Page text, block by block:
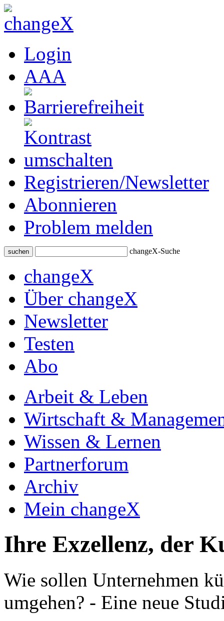
Login
AAA
Registrieren/Newsletter
Abonnieren
Problem melden
suchen changeX-Suche
changeX
Über changeX
Newsletter
Testen
Abo
Arbeit & Leben
Wirtschaft &
Wissen & Lernen
Partnerforum
Archiv
Mein changeX
Ihre Exzellenz, der
Wie sollen Unternehmen
umgehen? - Eine neue